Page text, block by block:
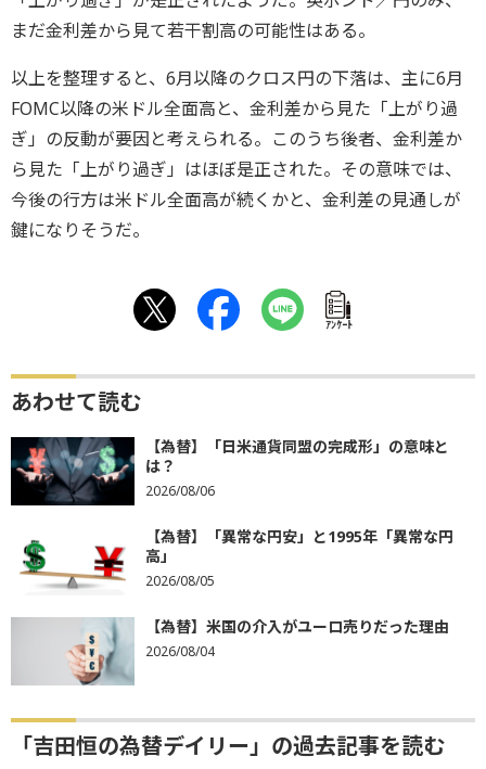
まだ金利差から見て若干割高の可能性はある。
以上を整理すると、6月以降のクロス円の下落は、主に6月
FOMC以降の米ドル全面高と、金利差から見た「上がり過
ぎ」の反動が要因と考えられる。このうち後者、金利差か
ら見た「上がり過ぎ」はほぼ是正された。その意味では、
今後の行方は米ドル全面高が続くかと、金利差の見通しが
鍵になりそうだ。
ｱﾝｹｰﾄ
あわせて読む
【為替】「日米通貨同盟の完成形」の意味と
は？
2026/08/06
【為替】「異常な円安」と1995年「異常な円
高」
2026/08/05
【為替】米国の介入がユーロ売りだった理由
2026/08/04
「吉田恒の為替デイリー」の過去記事を読む